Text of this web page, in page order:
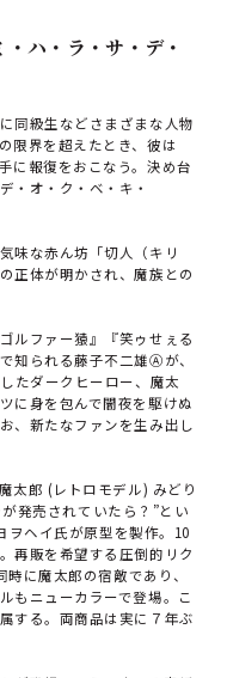
ハ・ラ・サ・デ・
同級生などさまざまな人物
限界を超えたとき、彼は
に報復をおこなう。決め台
・オ・ク・ベ・キ・
味な赤ん坊「切人（キリ
正体が明かされ、魔族との
ルファー猿』『笑ゥせぇる
知られる藤子不二雄Ⓐが、
たダークヒーロー、魔太
に身を包んで闇夜を駆けぬ
、新たなファンを生み出し
太郎 (レトロモデル) みどり
発売されていたら？”とい
ヲヘイ氏が原型を製作。10
再販を希望する圧倒的リク
に魔太郎の宿敵であり、
もニューカラーで登場。こ
する。両商品は実に７年ぶ